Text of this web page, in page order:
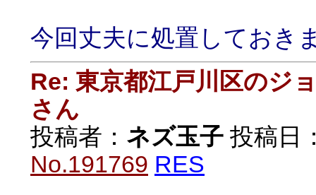
今回丈夫に処置しておき
Re: 東京都江戸川区のジ
さん
投稿者： ネズ玉子 投稿日
No.191769 RES